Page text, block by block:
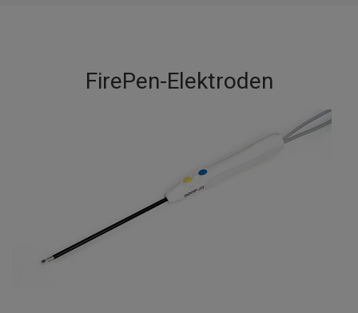
FirePen-Elektroden